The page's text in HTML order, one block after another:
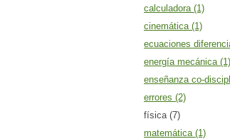
calculadora (1)
cinemática (1)
ecuaciones
energía mecánica (1)
enseñanza co-
errores (2)
física (7)
matemática (1)